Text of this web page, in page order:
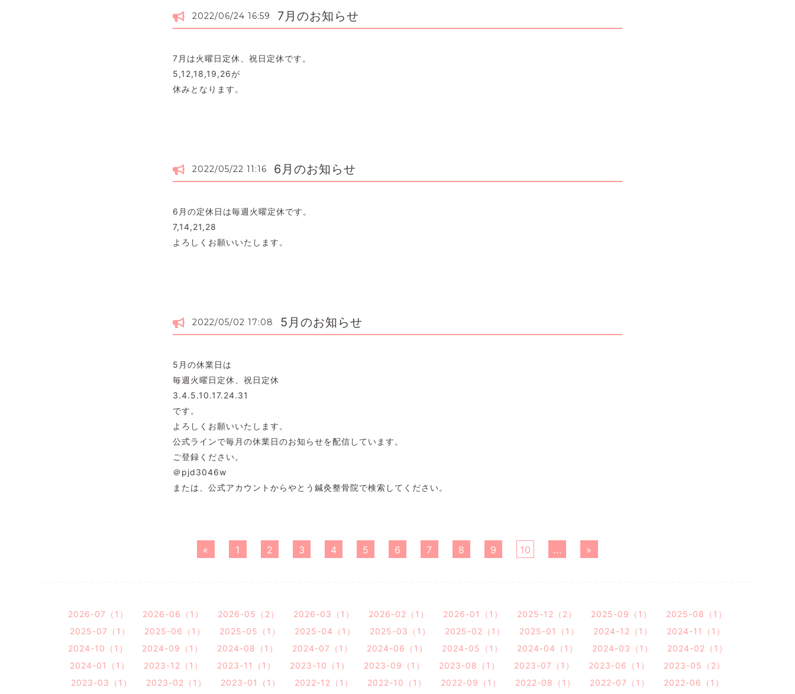
2022/06/24 16:59 7月のお知らせ
7月は火曜日定休、祝日定休です。
5,12,18,19,26が
休みとなります。
2022/05/22 11:16 6月のお知らせ
6月の定休日は毎週火曜定休です。
7,14,21,28
よろしくお願いいたします。
2022/05/02 17:08 5月のお知らせ
5月の休業日は
毎週火曜日定休、祝日定休
3.4.5.10.17.24.31
です。
よろしくお願いいたします。
公式ラインで毎月の休業日のお知らせを配信しています。
ご登録ください。
＠pjd3046w
または、公式アカウントからやとう鍼灸整骨院で検索してください。
« 1 2 3 4 5 6 7 8 9 10 ... »
2026-07（1） 2026-06（1） 2026-05（2） 2026-03（1） 2026-02（1） 2026-01（1） 2025-12（2） 2025-09（1）
2025-08（1）
2025-07（1）
2025-06（1） 2025-05（1） 2025-04（1） 2025-03（1） 2025-02（1） 2025-01（1） 2024-12（1）
2024-11（1）
2024-10（1）
2024-09（1） 2024-08（1） 2024-07（1） 2024-06（1） 2024-05（1） 2024-04（1） 2024-03（1）
2024-02（1）
2024-01（1）
2023-12（1） 2023-11（1） 2023-10（1） 2023-09（1） 2023-08（1） 2023-07（1） 2023-06（1）
2023-05（2）
2023-03（1）
2023-02（1） 2023-01（1） 2022-12（1） 2022-10（1） 2022-09（1） 2022-08（1） 2022-07（1）
2022-06（1）